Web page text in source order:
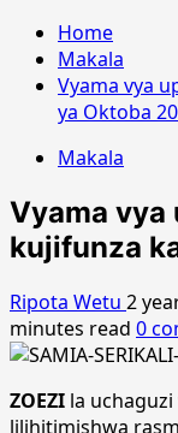
Home
Makala
Vyama vya
ya Oktoba
Makala
Vyama vya
kujifunza
Ripota Wetu 2
minutes read 0
ZOEZI la
lilihitimishwa